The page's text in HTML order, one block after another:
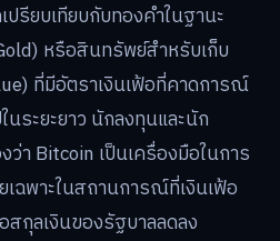
รียบเทียบกับทองคำในฐานะ
หรือสินทรัพย์สำหรับเก็บ
ที่มีอัตราเงินเฟ้อที่คาดการณ์
นระยะยาว นักลงทุนและนัก
ว่า Bitcoin เป็นเครื่องมือในการ
ฉพาะในสถานการณ์ที่เงินเฟ้อ
กุลเงินของรัฐบาลลดลง